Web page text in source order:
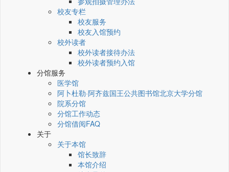
校友专栏
校友服务
校友入馆预约
校外读者
校外读者接待办法
校外读者预约入馆
分馆服务
医学馆
阿卜杜勒·阿齐兹国王公共图书馆北京大学分馆
院系分馆
分馆工作动态
分馆借阅FAQ
关于
关于本馆
馆长致辞
本馆介绍